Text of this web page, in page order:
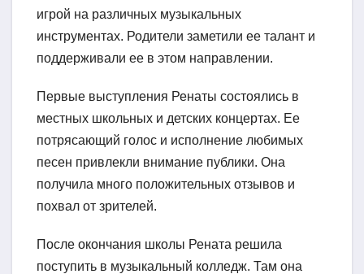
игрой на различных музыкальных
инструментах. Родители заметили ее талант и
поддерживали ее в этом направлении.
Первые выступления Ренаты состоялись в
местных школьных и детских концертах. Ее
потрясающий голос и исполнение любимых
песен привлекли внимание публики. Она
получила много положительных отзывов и
похвал от зрителей.
После окончания школы Рената решила
поступить в музыкальный колледж. Там она